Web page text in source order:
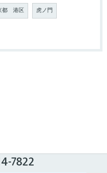
都 港区 虎ノ門
7822